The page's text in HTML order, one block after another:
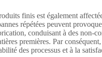
finis est également
répétées peuvent
conduisant à des non-
premières. Par
des processus et à la